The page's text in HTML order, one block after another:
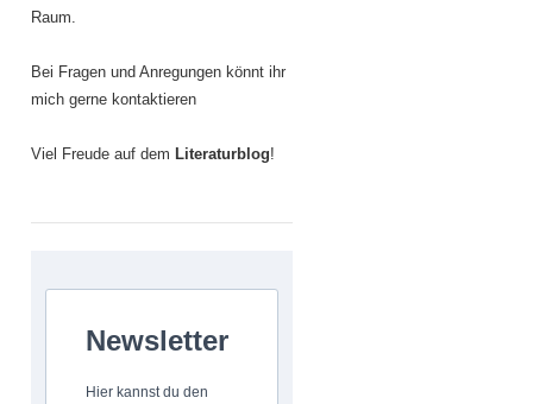
Raum.
Bei Fragen und Anregungen könnt ihr
mich gerne kontaktieren
Viel Freude auf dem Literaturblog!
Newsletter
Hier kannst du den